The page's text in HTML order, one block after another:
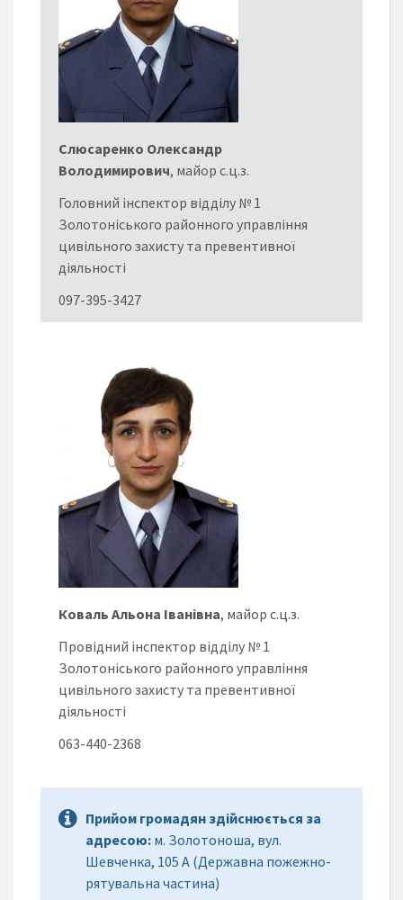
Слюсаренко Олександр
Володимирович, майор с.ц.з.
Головний інспектор відділу № 1
Золотоніського районного управління
цивільного захисту та превентивної
діяльності
097-395-3427
Коваль Альона Іванівна, майор с.ц.з.
Провідний інспектор відділу № 1
Золотоніського районного управління
цивільного захисту та превентивної
діяльності
063-440-2368
Прийом громадян здійснюється за
адресою: м. Золотоноша, вул.
Шевченка, 105 А (Державна пожежно-
рятувальна частина)